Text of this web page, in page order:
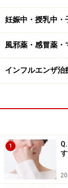
適度な運動が効
いると考えら
SSRIというセ
が、日本では
薬としてSSRI
することによ
とがわかって
でおすすめです
また、食生活
妊娠中・授乳中・
風邪薬・感冒薬・
インフルエンザ
1